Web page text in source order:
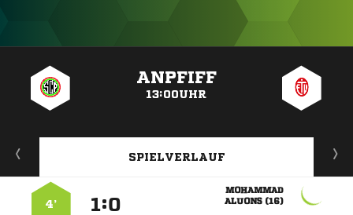
ANPFIFF
13:00UHR
SPIELVERLAUF

 
:
4’